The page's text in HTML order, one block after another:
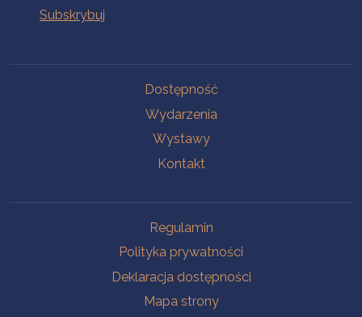
Dostępność
Wydarzenia
Wystawy
Kontakt
Regulamin
Polityka prywatności
Deklaracja dostępności
Mapa strony